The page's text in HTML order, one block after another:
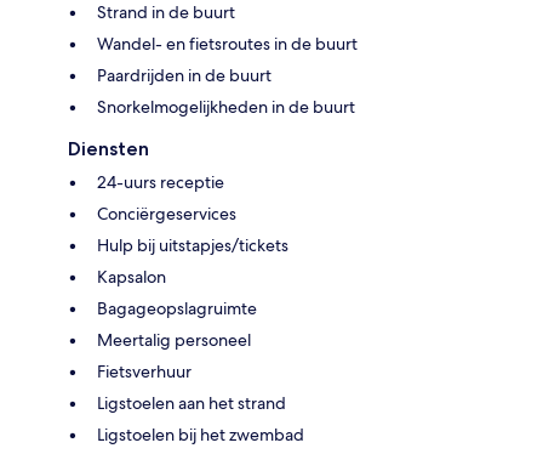
Strand in de buurt
Wandel- en fietsroutes in de buurt
Paardrijden in de buurt
Snorkelmogelijkheden in de buurt
Diensten
24-uurs receptie
Conciërgeservices
Hulp bij uitstapjes/tickets
Kapsalon
Bagageopslagruimte
Meertalig personeel
Fietsverhuur
Ligstoelen aan het strand
Ligstoelen bij het zwembad